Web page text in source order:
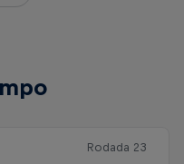
Rodada 23